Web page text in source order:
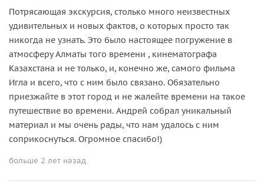
Потрясающая экскурсия, столько много неизвестных
удивительных и новых фактов, о которых просто так
никогда не узнать. Это было настоящее погружение в
атмосферу Алматы того времени , кинематографа
Казахстана и не только, и, конечно же, самого фильма
Игла и всего, что с ним было связано. Обязательно
приезжайте в этот город и не жалейте времени на такое
путешествие во времени. Андрей собрал уникальный
материал и мы очень рады, что нам удалось с ним
соприкоснуться. Огромное спасибо!)
больше 2 лет назад